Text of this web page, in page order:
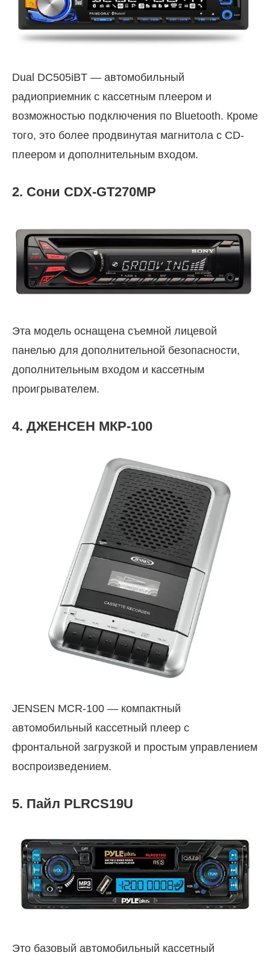
Dual DC505iBT — автомобильный
радиоприемник с кассетным плеером и
возможностью подключения по Bluetooth. Кроме
того, это более продвинутая магнитола с CD-
плеером и дополнительным входом.
2. Сони CDX-GT270MP
Эта модель оснащена съемной лицевой
панелью для дополнительной безопасности,
дополнительным входом и кассетным
проигрывателем.
4. ДЖЕНСЕН МКР-100
JENSEN MCR-100 — компактный
автомобильный кассетный плеер с
фронтальной загрузкой и простым управлением
воспроизведением.
5. Пайл PLRCS19U
Это базовый автомобильный кассетный